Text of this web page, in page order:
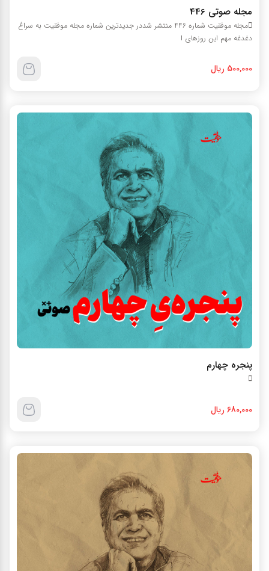
مجله صوتي 446
مجله موفقیت شماره 446 منتشر شددر جدیدترین شماره مجله موفقیت به سراغ
دغدغه مهم این روزهای ا
500,000 ریال
پنجره چهارم
680,000 ریال